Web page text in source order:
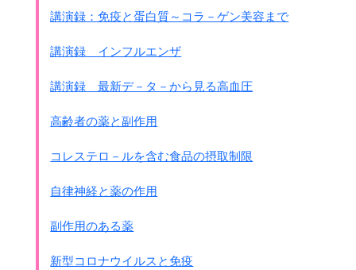
講演録：免疫と蛋白質～コラ－ゲン美容まで
講演録 インフルエンザ
講演録 最新デ－タ－から見る高血圧
高齢者の薬と副作用
コレステロ－ルを含む食品の摂取制限
自律神経と薬の作用
副作用のある薬
新型コロナウイルスと免疫